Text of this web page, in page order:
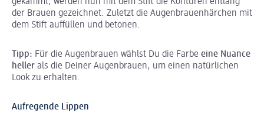
der Brauen gezeichnet. Zuletzt die Augenbrauenhärchen mit
dem Stift auffüllen und betonen.
Tipp: Für die Augenbrauen wählst Du die Farbe eine Nuance
heller als die Deiner Augenbrauen, um einen natürlichen
Look zu erhalten.
Aufregende Lippen